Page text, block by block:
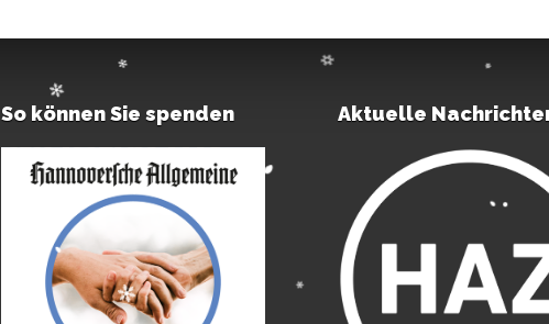
So können Sie spenden Aktuelle